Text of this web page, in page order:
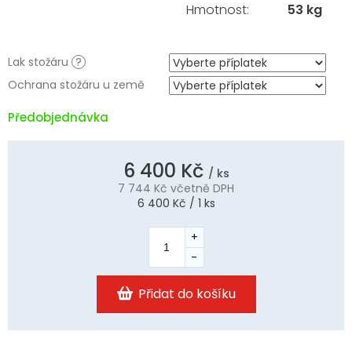
Předobjednávka
Lak stožáru ?
Ochrana stožáru u země
6 400 Kč / ks
7 744 Kč včetně DPH
Měrná
6 400 Kč / 1 ks
Přidat do košíku
Hmotnost: 53 kg